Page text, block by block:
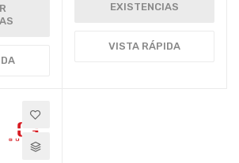
EXISTENCIAS
VISTA RÁPIDA